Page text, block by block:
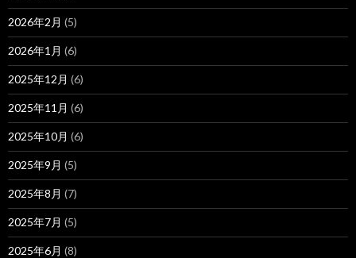
2026年2月 (5)
2026年1月 (6)
2025年12月 (6)
2025年11月 (6)
2025年10月 (6)
2025年9月 (5)
2025年8月 (7)
2025年7月 (5)
2025年6月 (8)